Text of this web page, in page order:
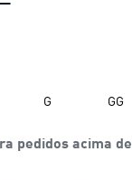
G GG
pedidos acima de